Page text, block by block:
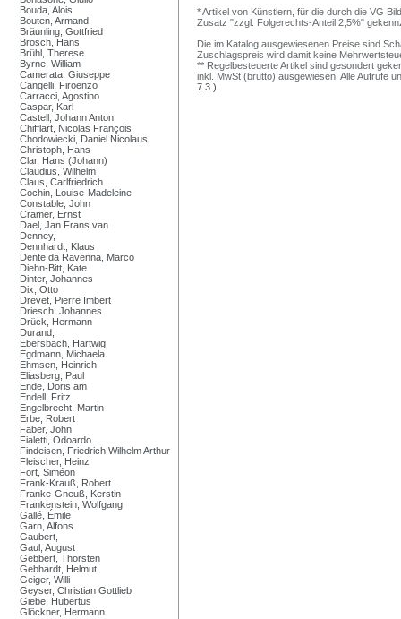
Bouda, Alois
Bouten, Armand
Bräunling, Gottfried
Brosch, Hans
Brühl, Therese
Byrne, William
Camerata, Giuseppe
Cangelli, Firoenzo
Carracci, Agostino
Caspar, Karl
Castell, Johann Anton
Chifflart, Nicolas François
Chodowiecki, Daniel Nicolaus
Christoph, Hans
Clar, Hans (Johann)
Claudius, Wilhelm
Claus, Carlfriedrich
Cochin, Louise-Madeleine
Constable, John
Cramer, Ernst
Dael, Jan Frans van
Denney,
Dennhardt, Klaus
Dente da Ravenna, Marco
Diehn-Bitt, Kate
Dinter, Johannes
Dix, Otto
Drevet, Pierre Imbert
Driesch, Johannes
Drück, Hermann
Durand,
Ebersbach, Hartwig
Egdmann, Michaela
Ehmsen, Heinrich
Eliasberg, Paul
Ende, Doris am
Endell, Fritz
Engelbrecht, Martin
Erbe, Robert
Faber, John
Fialetti, Odoardo
Findeisen, Friedrich Wilhelm Arthur
Fleischer, Heinz
Fort, Siméon
Frank-Krauß, Robert
Franke-Gneuß, Kerstin
Frankenstein, Wolfgang
Gallé, Émile
Garn, Alfons
Gaubert,
Gaul, August
Gebbert, Thorsten
Gebhardt, Helmut
Geiger, Willi
Geyser, Christian Gottlieb
Giebe, Hubertus
Glöckner, Hermann
* Artikel von Künstlern, für die durch die VG
Zusatz "zzgl. Folgerechts-Anteil 2,5%"
Die im Katalog ausgewiesenen Preise sind
Zuschlagspreis wird damit keine
** Regelbesteuerte Artikel sind gesondert
inkl. MwSt (brutto) ausgewiesen. Alle Aufrufe
7.3.)